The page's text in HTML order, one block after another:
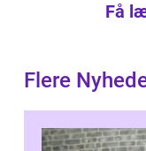
Få
Flere